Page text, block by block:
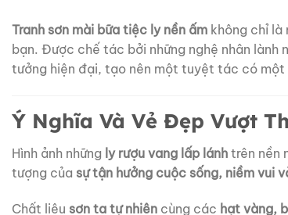
Tranh sơn mài bữa tiệc ly nền ấm không chỉ
bạn. Được chế tác bởi những nghệ nhân
tưởng hiện đại, tạo nên một tuyệt tác có một
Ý Nghĩa Và Vẻ Đẹp Vượt
Hình ảnh những ly rượu vang lấp lánh trên nền
tượng của sự tận hưởng cuộc sống, niềm vui
Chất liệu sơn ta tự nhiên cùng các hạt vàng,